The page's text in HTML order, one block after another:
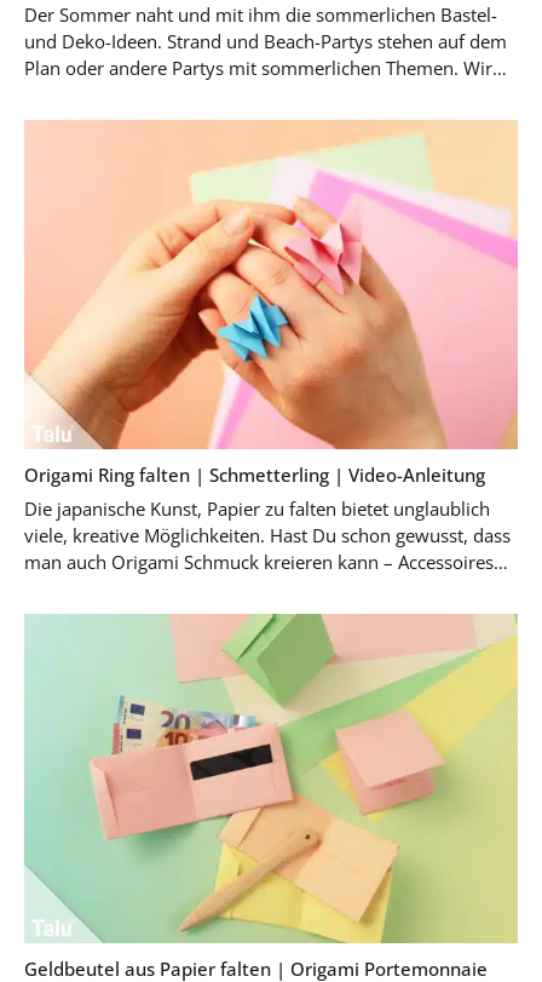
Der Sommer naht und mit ihm die sommerlichen Bastel-
und Deko-Ideen. Strand und Beach-Partys stehen auf dem
Plan oder andere Partys mit sommerlichen Themen. Wir
Origami Ring falten | Schmetterling | Video-Anleitung
Die japanische Kunst, Papier zu falten bietet unglaublich
viele, kreative Möglichkeiten. Hast Du schon gewusst, dass
man auch Origami Schmuck kreieren kann – Accessoires
Geldbeutel aus Papier falten | Origami Portemonnaie